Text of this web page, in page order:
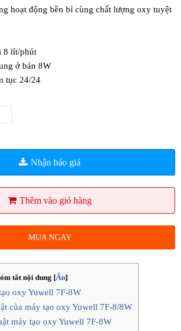
hoạt động bền bỉ cùng chất lượng oxy tuyệt
8 lít/phút
ở bản 8W
tục 24/24
Nhận báo giá
Thêm vào giỏ hàng
MUA NGAY
tắt nội dung [Ẩn]
oxy Yuwell 7F-8W
của máy tạo oxy Yuwell 7F-8/8W
máy tạo oxy Yuwell 7F-8W